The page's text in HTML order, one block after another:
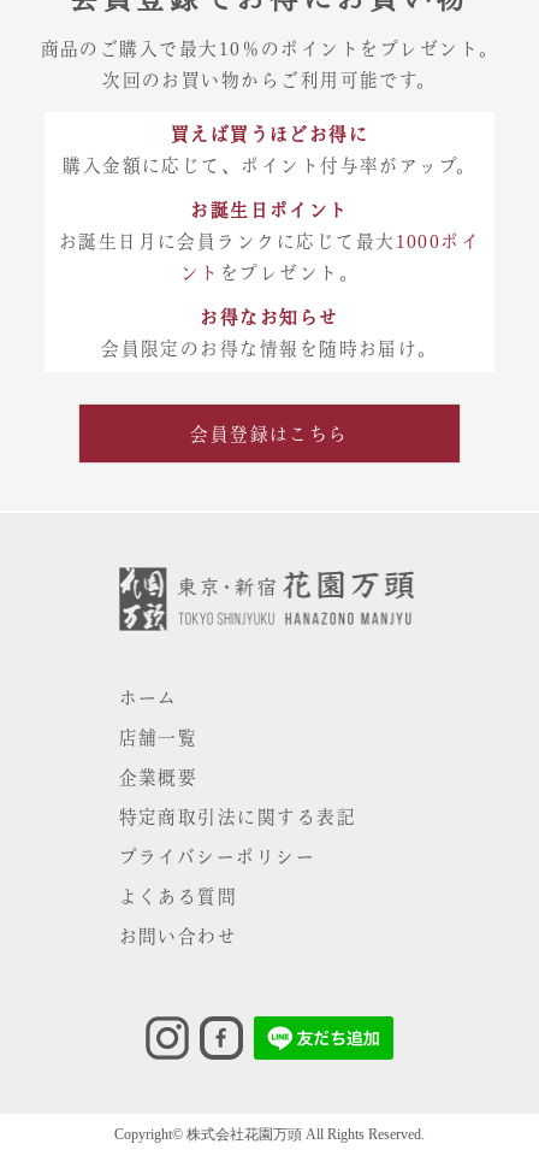
商品のご購入で最大10％のポイントをプレゼント。
次回のお買い物からご利用可能です。
買えば買うほどお得に
購入金額に応じて、ポイント付与率がアップ。
お誕生日ポイント
お誕生日月に会員ランクに応じて最大 1000ポイ
ント をプレゼント。
お得なお知らせ
会員限定のお得な情報を随時お届け。
会員登録はこちら
ホーム
店舗一覧
企業概要
特定商取引法に関する表記
プライバシーポリシー
よくある質問
お問い合わせ
Copyright© 株式会社花園万頭 All Rights Reserved.